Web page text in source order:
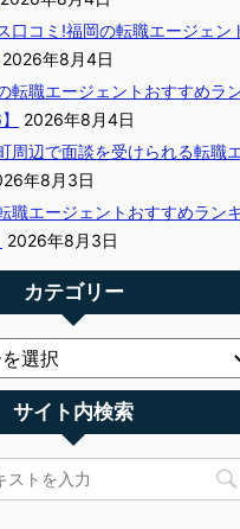
口コミ!福岡の転職エージェン
2026年8月4日
転職エージェントおすすめラ
2026年8月4日
周辺で面談を受けられる転職
年8月3日
職エージェントおすすめラン
2026年8月3日
カテゴリー
サイト内検索